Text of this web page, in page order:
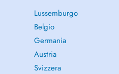
Lussemburgo
Belgio
Germania
Austria
Svizzera